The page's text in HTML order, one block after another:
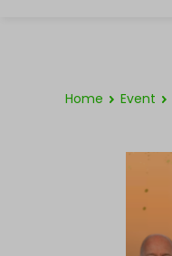
Home Event